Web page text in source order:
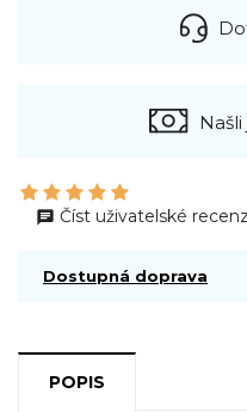
Číst uživatelské
Dostupná doprava
POPIS